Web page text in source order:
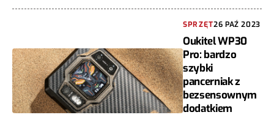
SPRZĘT26 PAŹ 2023
Oukitel WP30
Pro: bardzo
szybki
pancerniak z
bezsensownym
dodatkiem